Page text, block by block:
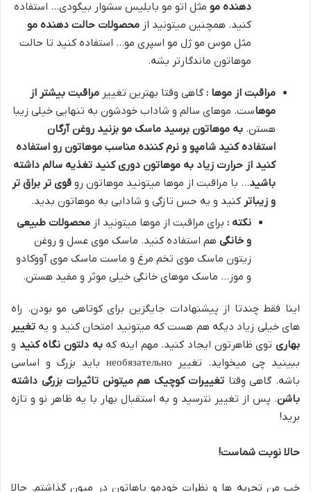
دهنده مو مثل اتو مو بابلیس سشوار بیگودی… استفاده
کنید. همچنین میتونید از محصولات حالت دهنده مو
مثل موس مو ژل مو اسپری مو… استفاده کنید تا حالت
موهاتون ماندگارتر بشه.
مراقبت از موها : گاهی وقتا بهترین تغییر مراقبت بیشتر از
موهاست. موهای سالم و شاداب خودشون به تنهایی خیلی زیبا
هستن. به موهاتون برسید ماسک مو بزنید روغن آرگان
استفاده کنید شامپو و نرم کننده مناسب موهاتون رو استفاده
کنید از حرارت زیاد به موهاتون دوری کنید تغذیه سالم داشته
باشید… با مراقبت از موها میتونید موهاتون رو قوی تر براق تر
و زیباتر کنید و یه حس تازگی و شادابی به موهاتون بدید.
نکته : برای مراقبت از موها میتونید از محصولات طبیعی
و خانگی هم استفاده کنید. ماسک موی عسل و روغن
زیتون ماسک موی تخم مرغ و ماست ماسک موی آووکادو
و موز… ماسک موهای خانگی خیلی موثر و مفید هستن.
اینا فقط چندتا از پیشنهادات جایگزین برای کوتاهی مو بودن. راه
های خیلی زیاد دیگه هم هست که میتونید امتحان کنید و یه تغییر
بهاریتوی ظاهرتون ایجاد کنید. مهم اینه کهبه دلتون نگاه کنید و
ببینید چی میخواید. تغییر необязательно باید بزرگ و اساسی
باشه. گاهی وقتا تغییرات کوچیک هم میتونن تاثیرات بزرگی داشته
باشن. پس از تغییر نترسید و به استقبال بهار با یه ظاهر نو و تازه
برید!
حالا نوبت شماست!
خب من تجربه ها و نظرات خودمو باهاتون در میون گذاشتم. حالا